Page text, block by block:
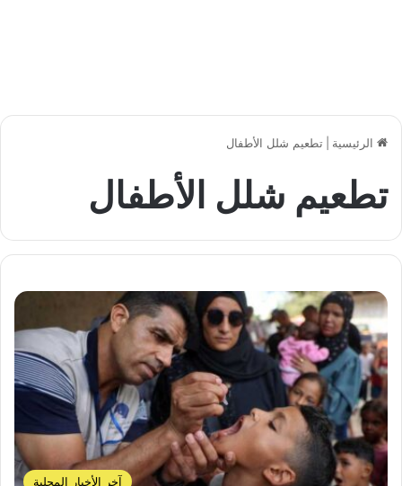
الرئيسية تطعيم شلل الأطفال
تطعيم شلل الأطفال
آخر الأخبار المحلية